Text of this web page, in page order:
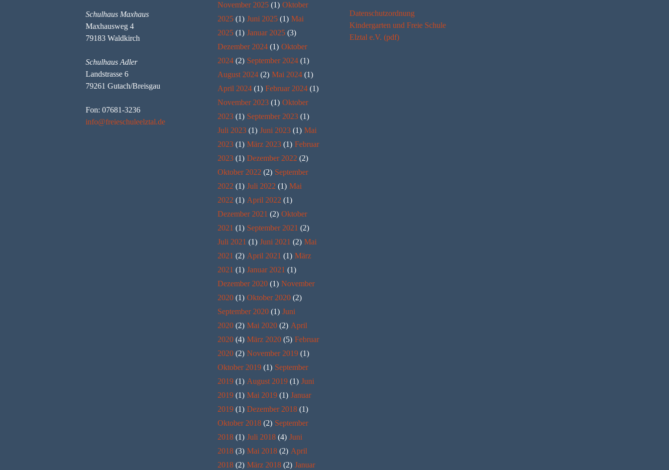
Schulhaus Maxhaus
Maxhausweg 4
79183 Waldkirch
Schulhaus Adler
Landstrasse 6
79261 Gutach/Breisgau
Fon: 07681-3236
info@freieschuleelztal.de
November 2025 (1) Oktober
2025 (1) Juni 2025 (1) Mai
2025 (1) Januar 2025 (3)
Dezember 2024 (1) Oktober
2024 (2) September 2024 (1)
August 2024 (2) Mai 2024 (1)
April 2024 (1) Februar 2024 (1)
November 2023 (1) Oktober
2023 (1) September 2023 (1)
Juli 2023 (1) Juni 2023 (1) Mai
2023 (1) März 2023 (1) Februar
2023 (1) Dezember 2022 (2)
Oktober 2022 (2) September
2022 (1) Juli 2022 (1) Mai
2022 (1) April 2022 (1)
Dezember 2021 (2) Oktober
2021 (1) September 2021 (2)
Juli 2021 (1) Juni 2021 (2) Mai
2021 (2) April 2021 (1) März
2021 (1) Januar 2021 (1)
Dezember 2020 (1) November
2020 (1) Oktober 2020 (2)
September 2020 (1) Juni
2020 (2) Mai 2020 (2) April
2020 (4) März 2020 (5) Februar
2020 (2) November 2019 (1)
Oktober 2019 (1) September
2019 (1) August 2019 (1) Juni
2019 (1) Mai 2019 (1) Januar
2019 (1) Dezember 2018 (1)
Oktober 2018 (2) September
2018 (1) Juli 2018 (4) Juni
2018 (3) Mai 2018 (2) April
2018 (2) März 2018 (2) Januar
Datenschutzordnung
Kindergarten und Freie Schule
Elztal e.V. (pdf)